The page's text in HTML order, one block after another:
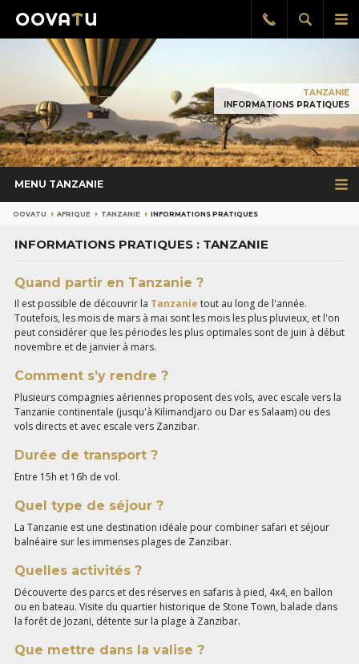
le
Afficher
la
Rappel
gratuit
TANZANIE
INFORMATIONS PRATIQUES
MENU TANZANIE
OOVATU AFRIQUE TANZANIE INFORMATIONS PRATIQUES
INFORMATIONS PRATIQUES : TANZANIE
Quand partir en Tanzanie ?
Il est possible de découvrir la Tanzanie tout au long de l'année.
Toutefois, les mois de mars à mai sont les mois les plus pluvieux, et l'on
peut considérer que les périodes les plus optimales sont de juin à début
novembre et de janvier à mars.
Comment s’y rendre ?
Plusieurs compagnies aériennes proposent des vols, avec escale vers la
Tanzanie continentale (jusqu'à Kilimandjaro ou Dar es Salaam) ou des
vols directs et avec escale vers Zanzibar.
Durée de transport ?
Entre 15h et 16h de vol.
Quel type de séjour ?
La Tanzanie est une destination idéale pour combiner safari et séjour
balnéaire sur les immenses plages de Zanzibar.
Quelles activités ?
Découverte des parcs et des réserves en safaris à pied, 4x4, en ballon
ou en bateau. Visite du quartier historique de Stone Town, balade dans
la forêt de Jozani, détente sur la plage à Zanzibar.
Que mettre dans la valise ?